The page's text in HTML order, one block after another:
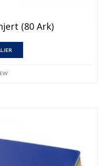
(80 Ark)